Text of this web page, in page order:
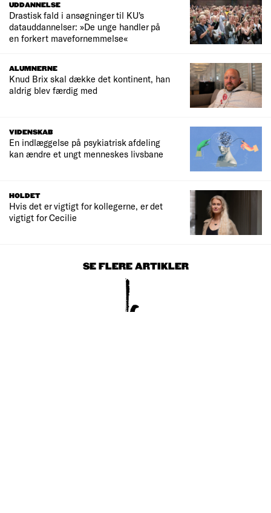
UDDANNELSE
Drastisk fald i ansøgninger til KU's
datauddannelser: »De unge handler på
en forkert mavefornemmelse«
ALUMNERNE
Knud Brix skal dække det kontinent, han
aldrig blev færdig med
VIDENSKAB
En indlæggelse på psykiatrisk afdeling
kan ændre et ungt menneskes livsbane
HOLDET
Hvis det er vigtigt for kollegerne, er det
vigtigt for Cecilie
SE FLERE ARTIKLER